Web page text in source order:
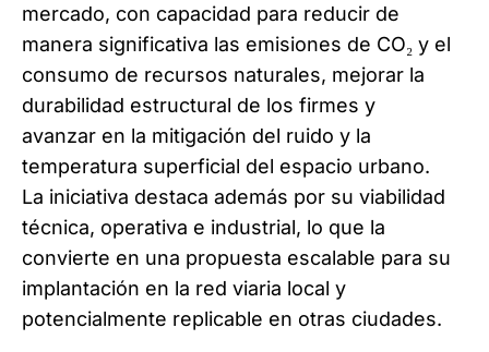
mercado, con capacidad para reducir de
manera significativa las emisiones de CO₂ y el
consumo de recursos naturales, mejorar la
durabilidad estructural de los firmes y
avanzar en la mitigación del ruido y la
temperatura superficial del espacio urbano.
La iniciativa destaca además por su viabilidad
técnica, operativa e industrial, lo que la
convierte en una propuesta escalable para su
implantación en la red viaria local y
potencialmente replicable en otras ciudades.